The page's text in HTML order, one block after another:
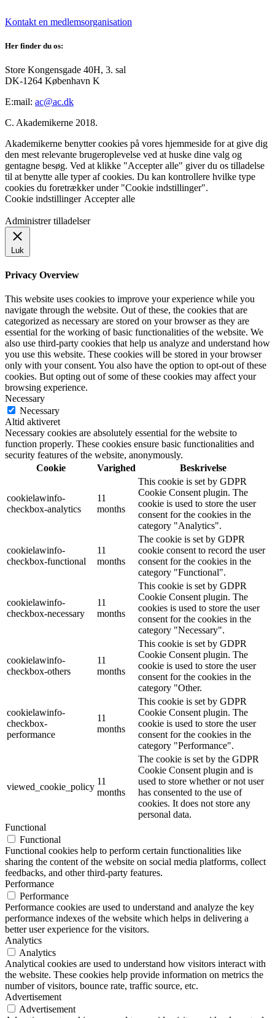
Kontakt en medlemsorganisation
Her finder du os:
Store Kongensgade 40H, 3. sal
DK-1264 København K
E:mail: ac@ac.dk
C. Akademikerne 2018.
Akademikerne benytter cookies på vores hjemmeside for at give dig
den mest relevante brugeroplevelse ved at huske dine valg og
gentagne besøg. Ved at klikke "Accepter alle" giver du os tilladelse
til at benytte alle typer af cookies. Du kan kontrollere hvilke type
cookies du foretrækker under "Cookie indstillinger".
Cookie indstillinger Accepter alle
Administrer tilladelser
Luk
Privacy Overview
This website uses cookies to improve your experience while you
navigate through the website. Out of these, the cookies that are
categorized as necessary are stored on your browser as they are
essential for the working of basic functionalities of the website. We
also use third-party cookies that help us analyze and understand how
you use this website. These cookies will be stored in your browser
only with your consent. You also have the option to opt-out of these
cookies. But opting out of some of these cookies may affect your
browsing experience.
Necessary
Necessary
Altid aktiveret
Necessary cookies are absolutely essential for the website to
function properly. These cookies ensure basic functionalities and
security features of the website, anonymously.
Cookie
Varighed Beskrivelse
cookielawinfo-
checkbox-analytics
11
months
This cookie is set by GDPR
Cookie Consent plugin. The
cookie is used to store the user
consent for the cookies in the
category "Analytics".
cookielawinfo-
checkbox-functional
11
months
The cookie is set by GDPR
cookie consent to record the user
consent for the cookies in the
category "Functional".
cookielawinfo-
checkbox-necessary
11
months
This cookie is set by GDPR
Cookie Consent plugin. The
cookies is used to store the user
consent for the cookies in the
category "Necessary".
cookielawinfo-
checkbox-others
11
months
This cookie is set by GDPR
Cookie Consent plugin. The
cookie is used to store the user
consent for the cookies in the
category "Other.
cookielawinfo-
checkbox-
performance
11
months
This cookie is set by GDPR
Cookie Consent plugin. The
cookie is used to store the user
consent for the cookies in the
category "Performance".
viewed_cookie_policy
11
months
The cookie is set by the GDPR
Cookie Consent plugin and is
used to store whether or not user
has consented to the use of
cookies. It does not store any
personal data.
Functional
Functional
Functional cookies help to perform certain functionalities like
sharing the content of the website on social media platforms, collect
feedbacks, and other third-party features.
Performance
Performance
Performance cookies are used to understand and analyze the key
performance indexes of the website which helps in delivering a
better user experience for the visitors.
Analytics
Analytics
Analytical cookies are used to understand how visitors interact with
the website. These cookies help provide information on metrics the
number of visitors, bounce rate, traffic source, etc.
Advertisement
Advertisement